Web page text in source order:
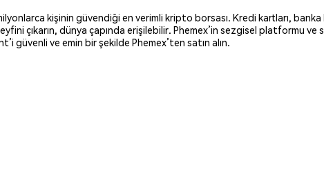
kişinin güvendiği en verimli kripto borsası. Kredi kartları,
çıkarın, dünya çapında erişilebilir. Phemex’in sezgisel platformu ve
güvenli ve emin bir şekilde Phemex’ten satın alın.